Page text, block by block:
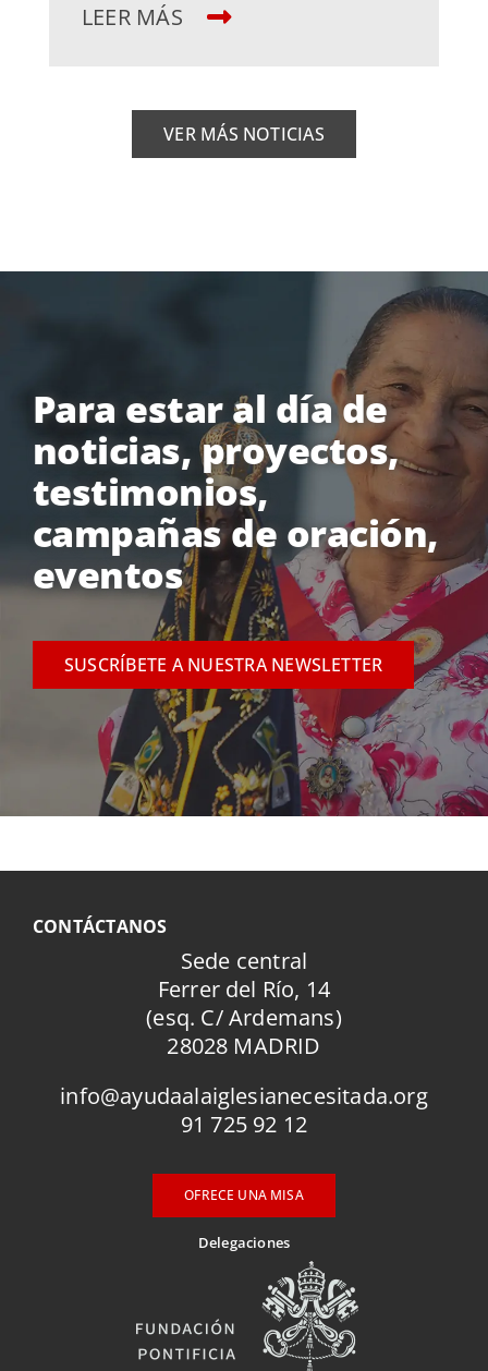
LEER MÁS
VER MÁS NOTICIAS
Para estar al día de
noticias, proyectos,
testimonios,
campañas de oración,
eventos
SUSCRÍBETE A NUESTRA NEWSLETTER
CONTÁCTANOS
Sede central
Ferrer del Río, 14
(esq. C/ Ardemans)
28028 MADRID
info@ayudaalaiglesianecesitada.org
91 725 92 12
OFRECE UNA MISA
Delegaciones